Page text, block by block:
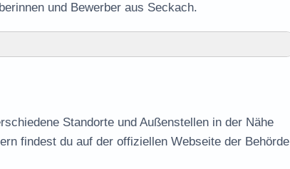
und Bewerber aus Seckach.
Standorte und Außenstellen in der Nähe
findest du auf der offiziellen Webseite der Behörde